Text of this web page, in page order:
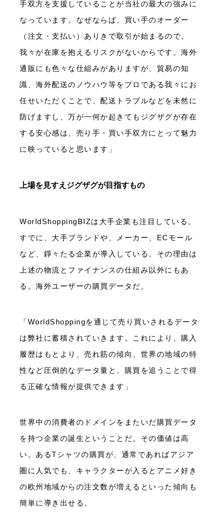
手双方を支援していることが当社の最大の強みに
なっています。なぜならば、買い手のオーダー
（注文・支払い）ありきで取引が始まるので、
我々が在庫を抱えるリスクがないからです。海外
通販にも色々な仕組みがありますが、貿易の知
識、海外配送のノウハウ等をプロである我々にお
任せいただくことで、配送トラブルなどを未然に
防げますし、万が一何か起きてもジグザグが存在
する安心感は、売り手・買い手双方にとって魅力
に映っていると思います」
上場を見すえジグザグが目指すもの
WorldShoppingBIZは大手企業も注目している。
すでに、大手ブランドや、メーカー、ECモール
など、錚々たる企業が導入している。その理由は
上述の物流とファイナンスの仕組み以外にもあ
る。海外ユーザーの購買データだ。
「WorldShoppingを通じて売り買いされるデータ
は弊社に蓄積されていきます。これにより、購入
履歴はもとより、売れ筋の傾向、世界の地域の特
性など圧倒的なデータ量と、購買を追うことで得
る正確な情報が提供できます」
世界中の消費者のドメインをまたいだ購買データ
を持つ企業の誕生ということだ。その価値は高
い。あるTシャツの購買が、通常であればアジア
圏に人気でも、キャラクターが入るとアニメ好き
の欧州地域からの注文数が増えるといった傾向も
簡単に導き出せる。